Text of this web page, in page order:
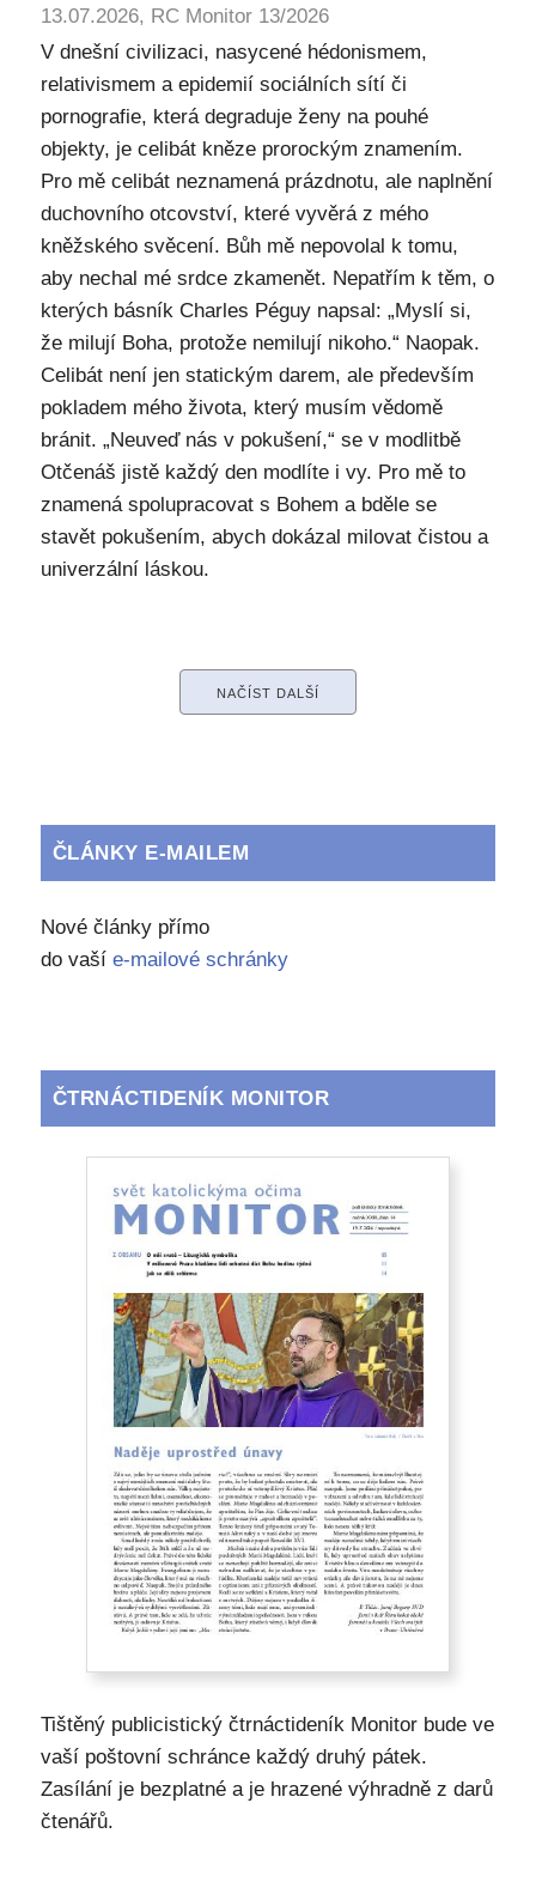
13.07.2026, RC Monitor 13/2026
V dnešní civilizaci, nasycené hédonismem,
relativismem a epidemií sociálních sítí či
pornografie, která degraduje ženy na pouhé
objekty, je celibát kněze prorockým znamením.
Pro mě celibát neznamená prázdnotu, ale naplnění
duchovního otcovství, které vyvěrá z mého
kněžského svěcení. Bůh mě nepovolal k tomu,
aby nechal mé srdce zkamenět. Nepatřím k těm, o
kterých básník Charles Péguy napsal: „Myslí si,
že milují Boha, protože nemilují nikoho.“ Naopak.
Celibát není jen statickým darem, ale především
pokladem mého života, který musím vědomě
bránit. „Neuveď nás v pokušení,“ se v modlitbě
Otčenáš jistě každý den modlíte i vy. Pro mě to
znamená spolupracovat s Bohem a bděle se
stavět pokušením, abych dokázal milovat čistou a
univerzální láskou.
NAČÍST DALŠÍ
ČLÁNKY E-MAILEM
Nové články přímo
do vaší e-mailové schránky
ČTRNÁCTIDENÍK MONITOR
Tištěný publicistický čtrnáctideník Monitor bude ve
vaší poštovní schránce každý druhý pátek.
Zasílání je bezplatné a je hrazené výhradně z darů
čtenářů.